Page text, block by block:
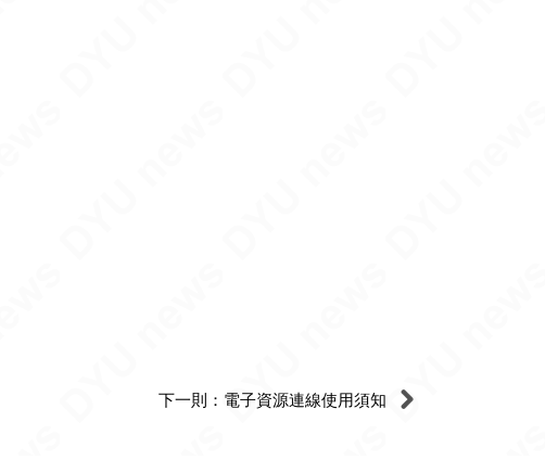
下一則：電子資源連線使用須知